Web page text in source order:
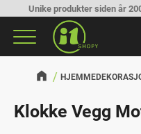
Meny
Unike produkter siden år
Klokke Vegg